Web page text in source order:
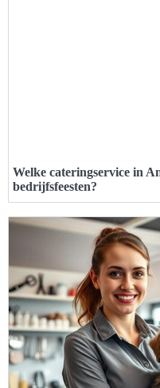
Welke cateringservice in
bedrijfsfeesten?